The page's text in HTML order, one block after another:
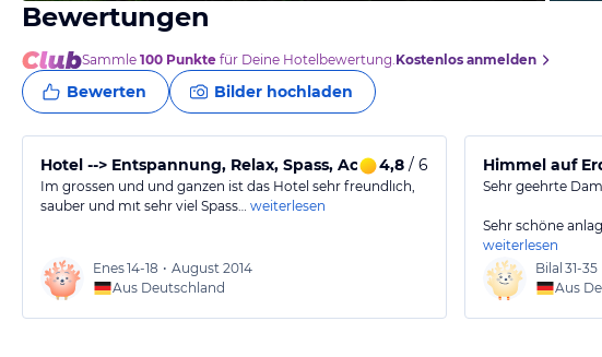
von Nata, Juni 2013
Bewertungen
Sammle 100 Punkte für Deine Hotelbewertung.Kostenlos anmelden
Bewerten Bilder hochladen
Hotel --> Entspannung, Relax, Spass, Action4,8 / 6
Im grossen und und ganzen ist das Hotel sehr freundlıch,
sauber und mıt sehr viel Spass… weiterlesen
Enes14-18 • August 2014
Aus Deutschland
Himmel auf
Sehr geehrte
Sehr schöne
weiterlesen
Bilal 31-35
Aus